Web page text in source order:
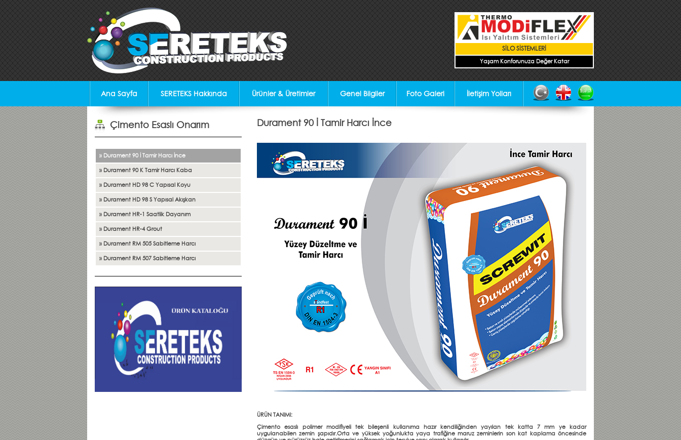
SİLO SİSTEMLERİ
Yaşam Konforunuza Değer Katar
Ana Sayfa SERETEKS Hakkında Ürünler & Üretimler Genel Bilgiler Foto Galeri İletişim Yolları
Çimento Esaslı Onarım
» Durament 90 İ Tamir Harcı İnce
» Durament 90 K Tamir Harcı Kaba
» Durament HD 98 C Yapısal Koyu
» Durament HD 98 S Yapısal Akışkan
» Durament HR-1 Saatlik Dayanım
» Durament HR-4 Grout
» Durament RM 505 Sabitleme Harcı
» Durament RM 507 Sabitleme Harcı
Durament 90 İ Tamir Harcı İnce
ÜRÜN TANIMI:
Çimento esaslı polimer modifiyeli tek bileşenli kullanıma hazır kendiliğinden yayılan tek katta 7 mm ye kadar
uygulanabilen zemin şapıdır.Orta ve yüksek yoğunlukta yaya trafiğine maruz zeminlerin son kat kaplama öncesinde